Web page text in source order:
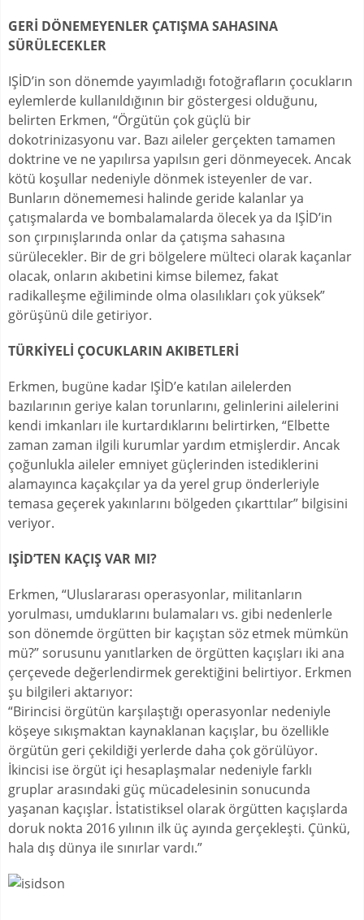
GERİ DÖNEMEYENLER ÇATIŞMA SAHASINA
SÜRÜLECEKLER
IŞİD’in son dönemde yayımladığı fotoğrafların çocukların
eylemlerde kullanıldığının bir göstergesi olduğunu,
belirten Erkmen, “Örgütün çok güçlü bir
dokotrinizasyonu var. Bazı aileler gerçekten tamamen
doktrine ve ne yapılırsa yapılsın geri dönmeyecek. Ancak
kötü koşullar nedeniyle dönmek isteyenler de var.
Bunların dönememesi halinde geride kalanlar ya
çatışmalarda ve bombalamalarda ölecek ya da IŞİD’in
son çırpınışlarında onlar da çatışma sahasına
sürülecekler. Bir de gri bölgelere mülteci olarak kaçanlar
olacak, onların akıbetini kimse bilemez, fakat
radikalleşme eğiliminde olma olasılıkları çok yüksek”
görüşünü dile getiriyor.
TÜRKİYELİ ÇOCUKLARIN AKIBETLERİ
Erkmen, bugüne kadar IŞİD’e katılan ailelerden
bazılarının geriye kalan torunlarını, gelinlerini ailelerini
kendi imkanları ile kurtardıklarını belirtirken, “Elbette
zaman zaman ilgili kurumlar yardım etmişlerdir. Ancak
çoğunlukla aileler emniyet güçlerinden istediklerini
alamayınca kaçakçılar ya da yerel grup önderleriyle
temasa geçerek yakınlarını bölgeden çıkarttılar” bilgisini
veriyor.
IŞİD’TEN KAÇIŞ VAR MI?
Erkmen, “Uluslararası operasyonlar, militanların
yorulması, umduklarını bulamaları vs. gibi nedenlerle
son dönemde örgütten bir kaçıştan söz etmek mümkün
mü?” sorusunu yanıtlarken de örgütten kaçışları iki ana
çerçevede değerlendirmek gerektiğini belirtiyor. Erkmen
şu bilgileri aktarıyor:
“Birincisi örgütün karşılaştığı operasyonlar nedeniyle
köşeye sıkışmaktan kaynaklanan kaçışlar, bu özellikle
örgütün geri çekildiği yerlerde daha çok görülüyor.
İkincisi ise örgüt içi hesaplaşmalar nedeniyle farklı
gruplar arasındaki güç mücadelesinin sonucunda
yaşanan kaçışlar. İstatistiksel olarak örgütten kaçışlarda
doruk nokta 2016 yılının ilk üç ayında gerçekleşti. Çünkü,
hala dış dünya ile sınırlar vardı.”